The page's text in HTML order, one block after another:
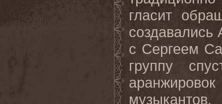
гласит
создавались
с Сергеем
группу